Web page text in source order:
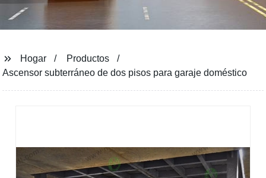
Hogar
Productos
Ascensor subterráneo de dos pisos para garaje doméstico